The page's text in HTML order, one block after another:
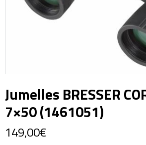
Jumelles BRESSER
7×50 (1461051)
149,00€